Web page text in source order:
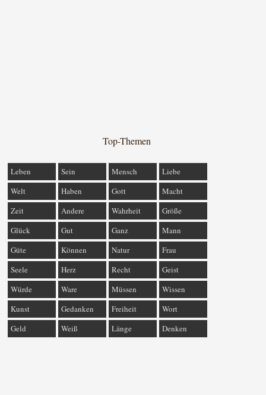
Top-Themen
Leben Sein Mensch
Liebe
Welt
Haben Gott
Macht
Zeit
Andere Wahrheit
Größe
Glück
Gut Ganz
Mann
Güte
Können Natur
Frau
Seele
Herz Recht
Geist
Würde
Ware Müssen
Wissen
Kunst
Gedanken Freiheit
Wort
Geld
Weiß Länge Denken